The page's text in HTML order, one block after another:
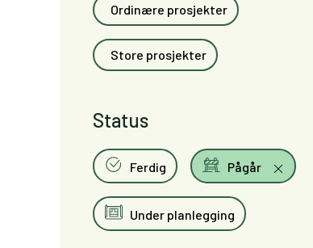
Ordinære prosjekter
Store prosjekter
Status
Ferdig Pågår
Under planlegging